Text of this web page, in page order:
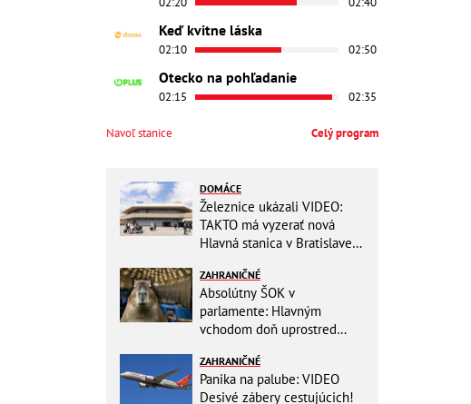
Keď kvitne láska
02:10 02:50
Otecko na pohľadanie
02:15 02:35
Navoľ stanice Celý program
DOMÁCE
Železnice ukázali VIDEO:
TAKTO má vyzerať nová
Hlavná stanica v Bratislave!
toalety
ZAHRANIČNÉ
Absolútny ŠOK v
parlamente: Hlavným
vchodom doň uprostred
KAPYBARY, kde sa tam
nabrali?
ZAHRANIČNÉ
Panika na palube: VIDEO
Desivé zábery cestujúcich!